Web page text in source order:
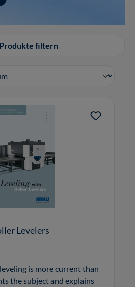
Produkte filtern
Levelers
is more current than
the subject and explains